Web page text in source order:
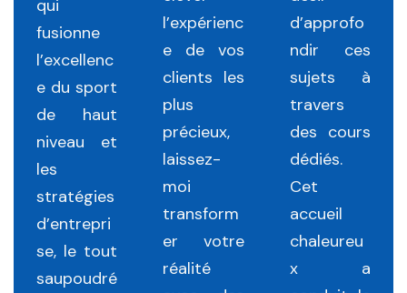
qui
fusionne
l’excellenc
e du sport
de haut
niveau et
les
stratégies
d’entrepri
se, le tout
saupoudré
l’expérienc
e de vos
clients les
plus
précieux,
laissez-
moi
transform
er votre
réalité
d’approfo
ndir ces
sujets à
travers
des cours
dédiés.
Cet
accueil
chaleureu
x a